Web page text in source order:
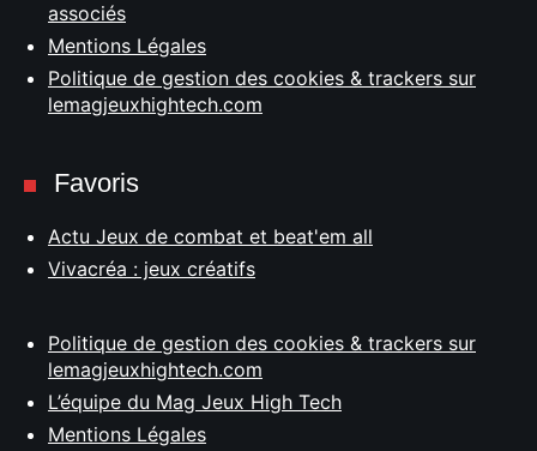
associés
Mentions Légales
Politique de gestion des cookies & trackers sur
lemagjeuxhightech.com
Favoris
Actu Jeux de combat et beat'em all
Vivacréa : jeux créatifs
Politique de gestion des cookies & trackers sur
lemagjeuxhightech.com
L’équipe du Mag Jeux High Tech
Mentions Légales